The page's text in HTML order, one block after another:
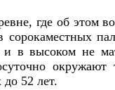
где об этом
в высоком не
52 лет.